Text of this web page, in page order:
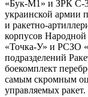
«Бук-М1» и ЗРК С-
украинской армии
и ракетно-
корпусов
«Точка-У» и РСЗО
подразделений
боекомплект
самым скромным
управляемых ракет.